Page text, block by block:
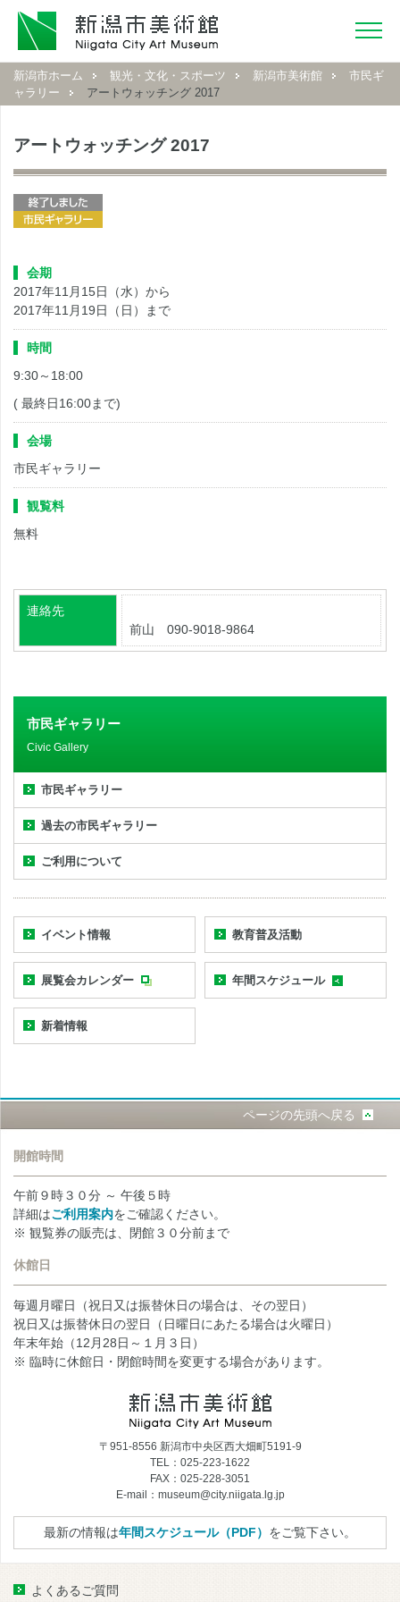
新潟市ホーム 観光・文化・スポーツ 新潟市美術館
市民ギ
ャラリー
アートウォッチング 2017
アートウォッチング 2017
会期
2017年11月15日（水）から
2017年11月19日（日）まで
時間
9:30～18:00
( 最終日16:00まで)
会場
市民ギャラリー
観覧料
無料
連絡先
前山 090-9018-9864
市民ギャラリー
Civic Gallery
市民ギャラリー
過去の市民ギャラリー
ご利用について
イベント情報 教育普及活動
展覧会カレンダー 年間スケジュール
新着情報
ページの先頭へ戻る
開館時間
午前９時３０分 ～ 午後５時
詳細はご利用案内をご確認ください。
※ 観覧券の販売は、閉館３０分前まで
休館日
毎週月曜日（祝日又は振替休日の場合は、その翌日）
祝日又は振替休日の翌日（日曜日にあたる場合は火曜日）
年末年始（12月28日～１月３日）
※ 臨時に休館日・閉館時間を変更する場合があります。
〒951-8556 新潟市中央区西大畑町5191-9
TEL：025-223-1622
FAX：025-228-3051
E-mail：museum@city.niigata.lg.jp
最新の情報は年間スケジュール（PDF） をご覧下さい。
よくあるご質問